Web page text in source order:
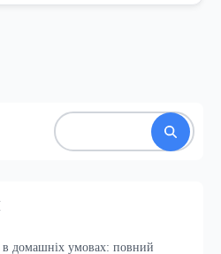
в домашніх умовах: повний